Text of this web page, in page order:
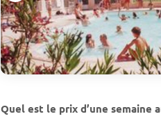
Quel est le prix d’une semaine